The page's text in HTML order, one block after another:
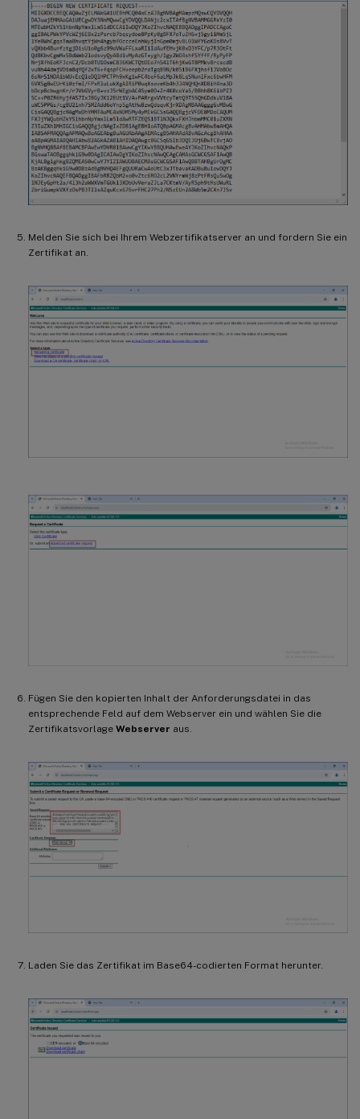
Melden Sie sich bei Ihrem Webzertifikatserver an und fordern Sie ein
Zertifikat an.
Fügen Sie den kopierten Inhalt der Anforderungsdatei in das
entsprechende Feld auf dem Webserver ein und wählen Sie die
Zertifikatsvorlage Webserver aus.
Laden Sie das Zertifikat im Base64-codierten Format herunter.